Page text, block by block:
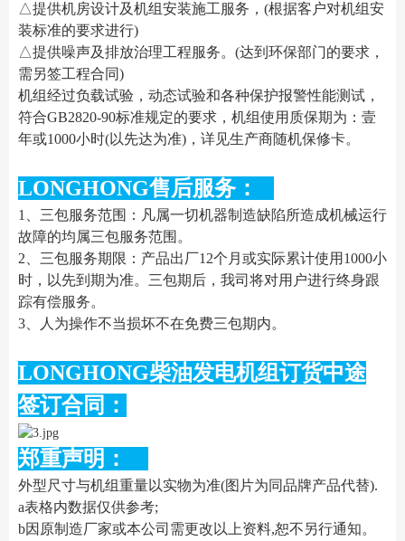
△提供机房设计及机组安装施工服务，(根据客户对机组安
装标准的要求进行)
△提供噪声及排放治理工程服务。(达到环保部门的要求，
需另签工程合同)
机组经过负载试验，动态试验和各种保护报警性能测试，
符合GB2820-90标准规定的要求，机组使用质保期为：壹
年或1000小时(以先达为准)，详见生产商随机保修卡。
LONGHONG售后服务：
1、三包服务范围：凡属一切机器制造缺陷所造成机械运行
故障的均属三包服务范围。
2、三包服务期限：产品出厂12个月或实际累计使用1000小
时，以先到期为准。三包期后，我司将对用户进行终身跟
踪有偿服务。
3、人为操作不当损坏不在免费三包期内。
LONGHONG柴油发电机组订货中途
签订合同：
郑重声明：
外型尺寸与机组重量以实物为准(图片为同品牌产品代替).
a表格内数据仅供参考;
b因原制造厂家或本公司需更改以上资料,恕不另行通知。